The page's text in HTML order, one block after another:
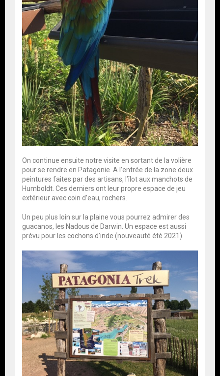
On continue ensuite notre visite en sortant de la volière
pour se rendre en Patagonie. A l’entrée de la zone deux
peintures faites par des artisans, l’îlot aux manchots de
Humboldt. Ces derniers ont leur propre espace de jeu
extérieur avec coin d’eau, rochers.
Un peu plus loin sur la plaine vous pourrez admirer des
guacanos, les Nadous de Darwin. Un espace est aussi
prévu pour les cochons d’inde (nouveauté été 2021).